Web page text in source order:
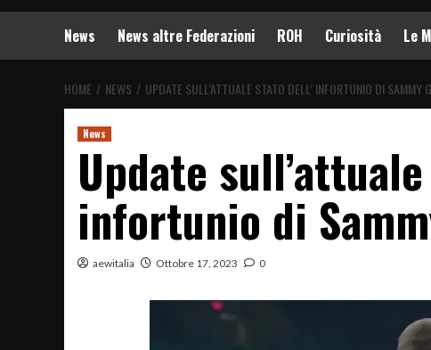
News News altre Federazioni ROH Curiosità Le
HOME NEWS UPDATE SULL’ATTUALE STATO DELL’ INFORTUNIO DI SAMMY
News
Update
infortunio di
aewitalia Ottobre 17, 2023 0